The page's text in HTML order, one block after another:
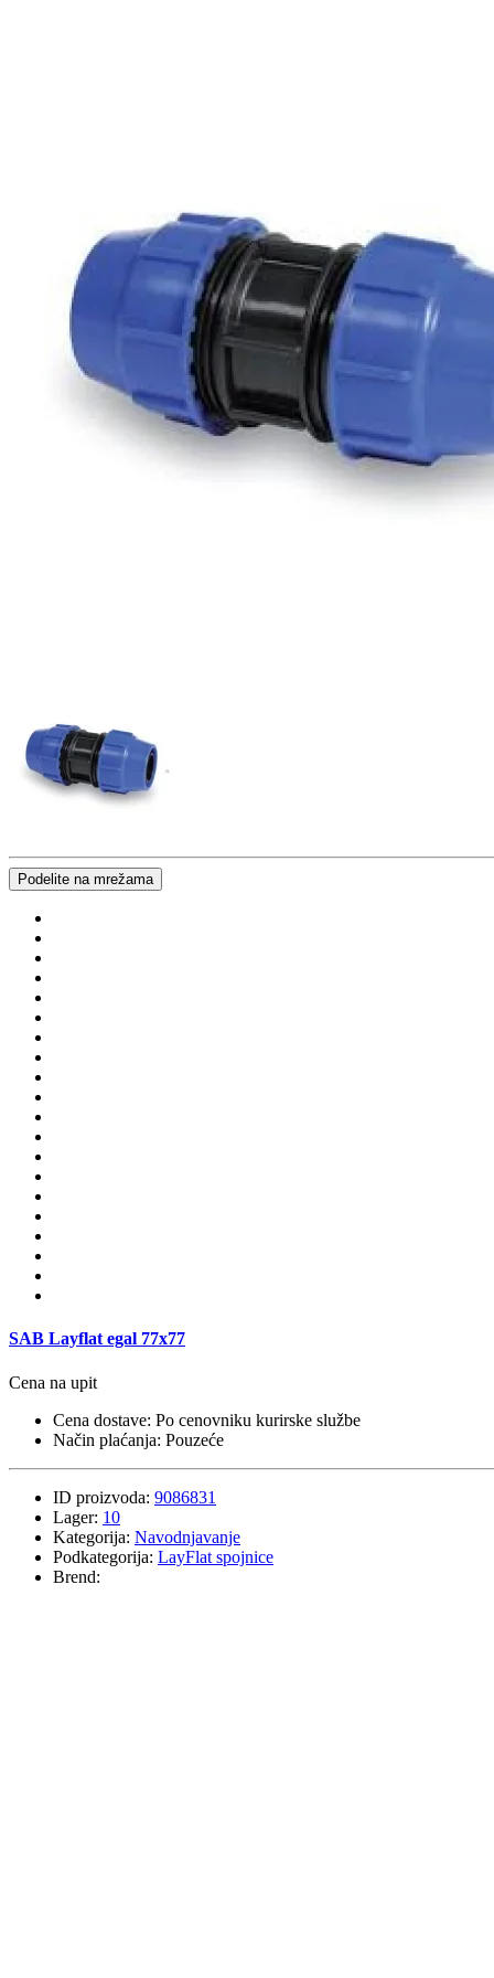
Podelite na mrežama
SAB Layflat egal 77x77
Cena na upit
Cena dostave: Po cenovniku kurirske službe
Način plaćanja: Pouzeće
ID proizvoda: 9086831
Lager: 10
Kategorija: Navodnjavanje
Podkategorija: LayFlat spojnice
Brend: